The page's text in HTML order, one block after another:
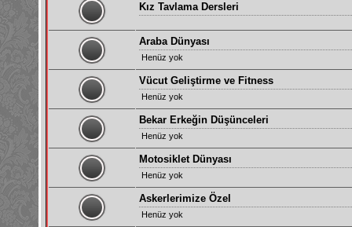
Kız Tavlama Dersleri
Araba Dünyası
Henüz yok
Vücut Geliştirme ve Fitness
Henüz yok
Bekar Erkeğin Düşünceleri
Henüz yok
Motosiklet Dünyası
Henüz yok
Askerlerimize Özel
Henüz yok